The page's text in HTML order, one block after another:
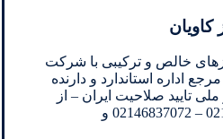
کاویان
خالص و ترکیبی با شرکت
اداره استاندارد و دارنده
17025 از مرکز ملی تایید صلاحیت ایران – از
طریق شماره های 02146835980 – 02146837072 و